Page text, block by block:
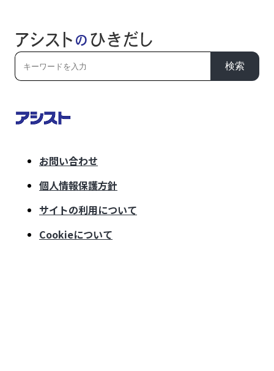
検索
お問い合わせ
個人情報保護方針
サイトの利用について
Cookieについて